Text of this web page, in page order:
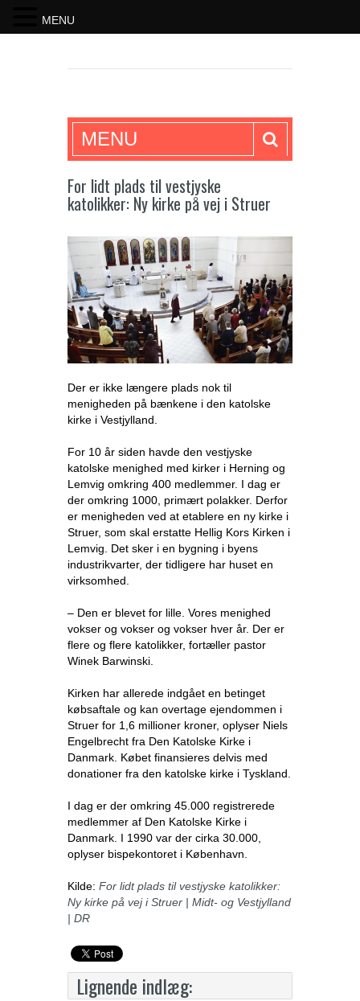
SKRIFTEN
MENU
For lidt plads til vestjyske
katolikker: Ny kirke på vej i Struer
Der er ikke længere plads nok til
menigheden på bænkene i den katolske
kirke i Vestjylland.
For 10 år siden havde den vestjyske
katolske menighed med kirker i Herning og
Lemvig omkring 400 medlemmer. I dag er
der omkring 1000, primært polakker. Derfor
er menigheden ved at etablere en ny kirke i
Struer, som skal erstatte Hellig Kors Kirken i
Lemvig. Det sker i en bygning i byens
industrikvarter, der tidligere har huset en
virksomhed.
– Den er blevet for lille. Vores menighed
vokser og vokser og vokser hver år. Der er
flere og flere katolikker, fortæller pastor
Winek Barwinski.
Kirken har allerede indgået en betinget
købsaftale og kan overtage ejendommen i
Struer for 1,6 millioner kroner, oplyser Niels
Engelbrecht fra Den Katolske Kirke i
Danmark. Købet finansieres delvis med
donationer fra den katolske kirke i Tyskland.
I dag er der omkring 45.000 registrerede
medlemmer af Den Katolske Kirke i
Danmark. I 1990 var der cirka 30.000,
oplyser bispekontoret i København.
Kilde: For lidt plads til vestjyske katolikker:
Ny kirke på vej i Struer | Midt- og Vestjylland
| DR
Lignende indlæg:
MENU